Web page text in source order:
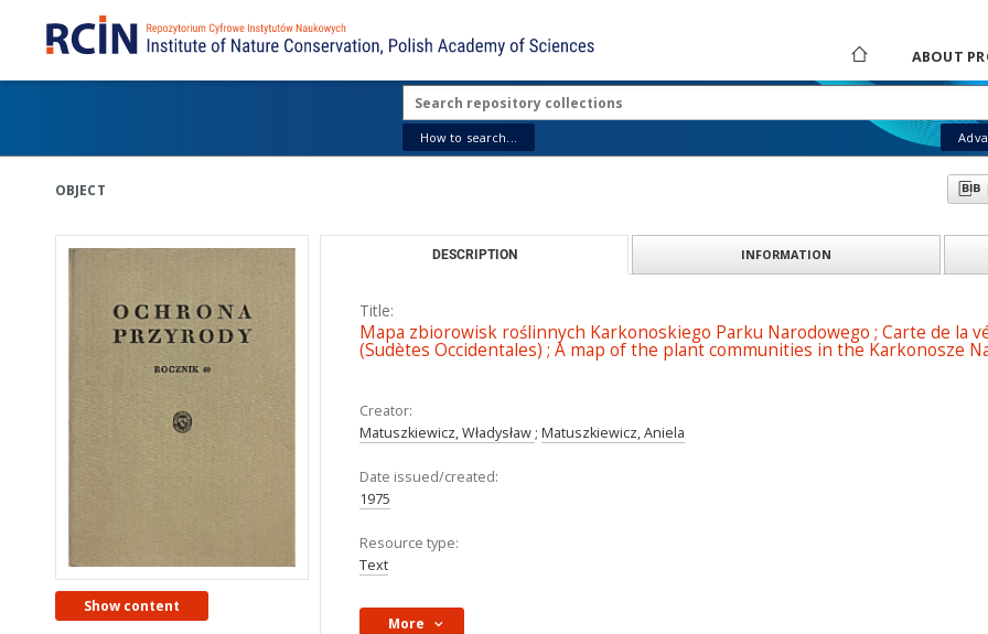
ABOUT
How to search...
OBJECT
Show content
DESCRIPTION INFORMATION
Title:
Mapa zbiorowisk roślinnych Karkonoskiego Parku Narodowego ; Carte de la
(Sudètes Occidentales) ; A map of the plant communities in the Karkonosze
Creator:
Matuszkiewicz, Władysław ; Matuszkiewicz, Aniela
Date issued/created:
1975
Resource type:
Text
More